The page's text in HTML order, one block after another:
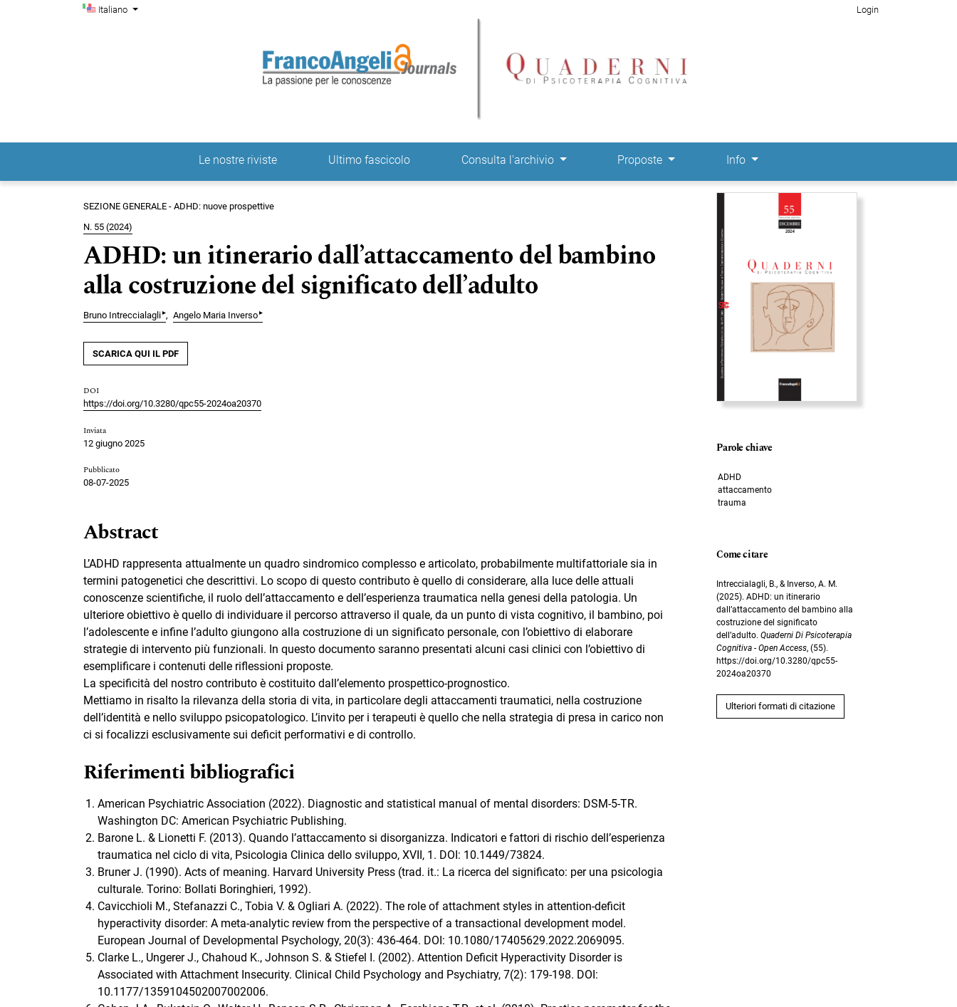
Salta al menu principale di navigazione
Salta al contenuto principale
Salta al piè di pagina del sitoCambia la lingua. La lingua corrente è:
Italiano
Menu di amministrazione Login
Menu principale Le nostre riviste Ultimo fascicolo Consulta l'archivio Proposte Info
SEZIONE GENERALE - ADHD: nuove prospettive
N. 55 (2024)
ADHD: un itinerario dall’attaccamento del bambino
alla costruzione del significato dell’adulto
Bruno Intreccialagli▸ Angelo Maria Inverso▸
SCARICA QUI IL PDF
DOI
https://doi.org/10.3280/qpc55-2024oa20370
Inviata
12 giugno 2025
Pubblicato
08-07-2025
Abstract
L’ADHD rappresenta attualmente un quadro sindromico complesso e articolato, probabilmente multifattoriale sia in
termini patogenetici che descrittivi. Lo scopo di questo contributo è quello di considerare, alla luce delle attuali
conoscenze scientifiche, il ruolo dell’attaccamento e dell’esperienza traumatica nella genesi della patologia. Un
ulteriore obiettivo è quello di individuare il percorso attraverso il quale, da un punto di vista cognitivo, il bambino, poi
l’adolescente e infine l’adulto giungono alla costruzione di un significato personale, con l’obiettivo di elaborare
strategie di intervento più funzionali. In questo documento saranno presentati alcuni casi clinici con l’obiettivo di
esemplificare i contenuti delle riflessioni proposte.
La specificità del nostro contributo è costituito dall’elemento prospettico-prognostico.
Mettiamo in risalto la rilevanza della storia di vita, in particolare degli attaccamenti traumatici, nella costruzione
dell’identità e nello sviluppo psicopatologico. L’invito per i terapeuti è quello che nella strategia di presa in carico non
ci si focalizzi esclusivamente sui deficit performativi e di controllo.
Riferimenti bibliografici
American Psychiatric Association (2022). Diagnostic and statistical manual of mental disorders: DSM-5-TR.
Washington DC: American Psychiatric Publishing.
Barone L. & Lionetti F. (2013). Quando l’attaccamento si disorganizza. Indicatori e fattori di rischio dell’esperienza
traumatica nel ciclo di vita, Psicologia Clinica dello sviluppo, XVII, 1. DOI: 10.1449/73824.
Bruner J. (1990). Acts of meaning. Harvard University Press (trad. it.: La ricerca del significato: per una psicologia
culturale. Torino: Bollati Boringhieri, 1992).
Cavicchioli M., Stefanazzi C., Tobia V. & Ogliari A. (2022). The role of attachment styles in attention-deficit
hyperactivity disorder: A meta-analytic review from the perspective of a transactional development model.
European Journal of Developmental Psychology, 20(3): 436-464. DOI: 10.1080/17405629.2022.2069095.
Clarke L., Ungerer J., Chahoud K., Johnson S. & Stiefel I. (2002). Attention Deficit Hyperactivity Disorder is
Associated with Attachment Insecurity. Clinical Child Psychology and Psychiatry, 7(2): 179-198. DOI:
10.1177/1359104502007002006.
Immagine di copertina
Parole chiave
ADHD
attaccamento
trauma
Come citare
Intreccialagli, B., & Inverso, A. M.
(2025). ADHD: un itinerario
dall’attaccamento del bambino alla
costruzione del significato
dell’adulto.Quaderni Di Psicoterapia
Cognitiva - Open Access, (55).
https://doi.org/10.3280/qpc55-
2024oa20370
Ulteriori formati di citazione